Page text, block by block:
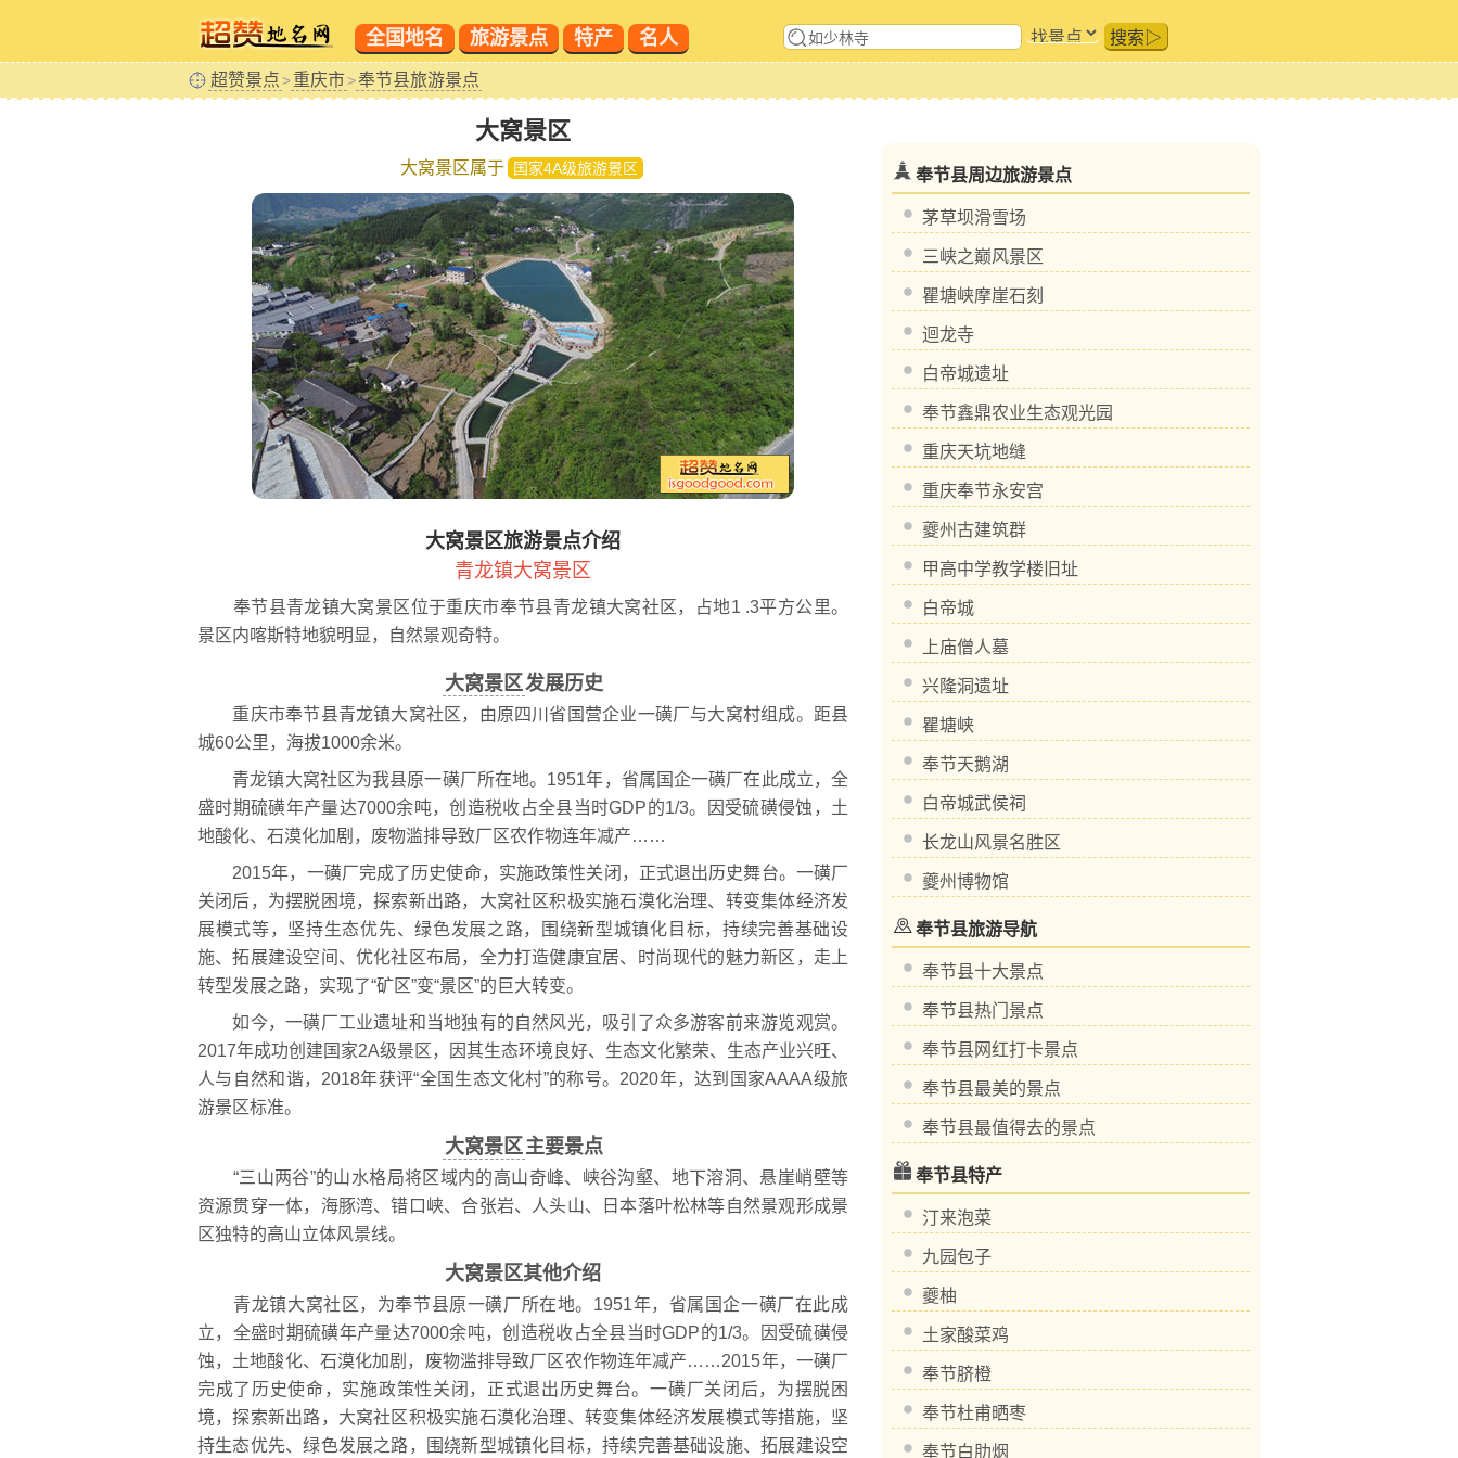
全国地名 旅游景点 特产 名人 搜索▷
超赞景点>重庆市>奉节县旅游景点
大窝景区
大窝景区属于 国家4A级旅游景区
大窝景区旅游景点介绍
青龙镇大窝景区
奉节县青龙镇大窝景区位于重庆市奉节县青龙镇大窝社区，占地1 .3平方公里。
景区内喀斯特地貌明显，自然景观奇特。
大窝景区发展历史
重庆市奉节县青龙镇大窝社区，由原四川省国营企业一磺厂与大窝村组成。距县
城60公里，海拔1000余米。
青龙镇大窝社区为我县原一磺厂所在地。1951年，省属国企一磺厂在此成立，全
盛时期硫磺年产量达7000余吨，创造税收占全县当时GDP的1/3。因受硫磺侵蚀，土
地酸化、石漠化加剧，废物滥排导致厂区农作物连年减产……
2015年，一磺厂完成了历史使命，实施政策性关闭，正式退出历史舞台。一磺厂
关闭后，为摆脱困境，探索新出路，大窝社区积极实施石漠化治理、转变集体经济发
展模式等，坚持生态优先、绿色发展之路，围绕新型城镇化目标，持续完善基础设
施、拓展建设空间、优化社区布局，全力打造健康宜居、时尚现代的魅力新区，走上
转型发展之路，实现了“矿区”变“景区”的巨大转变。
如今，一磺厂工业遗址和当地独有的自然风光，吸引了众多游客前来游览观赏。
2017年成功创建国家2A级景区，因其生态环境良好、生态文化繁荣、生态产业兴旺、
人与自然和谐，2018年获评“全国生态文化村”的称号。2020年，达到国家AAAA级旅
游景区标准。
大窝景区主要景点
“三山两谷”的山水格局将区域内的高山奇峰、峡谷沟壑、地下溶洞、悬崖峭壁等
资源贯穿一体，海豚湾、错口峡、合张岩、人头山、日本落叶松林等自然景观形成景
区独特的高山立体风景线。
大窝景区其他介绍
青龙镇大窝社区，为奉节县原一磺厂所在地。1951年，省属国企一磺厂在此成
立，全盛时期硫磺年产量达7000余吨，创造税收占全县当时GDP的1/3。因受硫磺侵
蚀，土地酸化、石漠化加剧，废物滥排导致厂区农作物连年减产……2015年，一磺厂
完成了历史使命，实施政策性关闭，正式退出历史舞台。一磺厂关闭后，为摆脱困
境，探索新出路，大窝社区积极实施石漠化治理、转变集体经济发展模式等措施，坚
持生态优先、绿色发展之路，围绕新型城镇化目标，持续完善基础设施、拓展建设空
奉节县周边旅游景点
茅草坝滑雪场
三峡之巅风景区
瞿塘峡摩崖石刻
迴龙寺
白帝城遗址
奉节鑫鼎农业生态观光园
重庆天坑地缝
重庆奉节永安宫
夔州古建筑群
甲高中学教学楼旧址
白帝城
上庙僧人墓
兴隆洞遗址
瞿塘峡
奉节天鹅湖
白帝城武侯祠
长龙山风景名胜区
夔州博物馆
奉节县旅游导航
奉节县十大景点
奉节县热门景点
奉节县网红打卡景点
奉节县最美的景点
奉节县最值得去的景点
奉节县特产
汀来泡菜
九园包子
夔柚
土家酸菜鸡
奉节脐橙
奉节杜甫晒枣
奉节白肋烟